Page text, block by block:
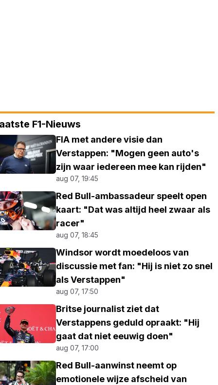
F1-Nieuws
FIA met andere visie dan
Verstappen: "Mogen geen auto's
zijn waar iedereen mee kan rijden"
aug 07, 19:45
Red Bull-ambassadeur speelt open
kaart: "Dat was altijd heel zwaar als
racer"
aug 07, 18:45
Windsor wordt moedeloos van
discussie met fan: "Hij is niet zo snel
als Verstappen"
aug 07, 17:50
Britse journalist ziet dat
Verstappens geduld opraakt: "Hij
gaat dat niet eeuwig doen"
aug 07, 17:00
Red Bull-aanwinst neemt op
emotionele wijze afscheid van